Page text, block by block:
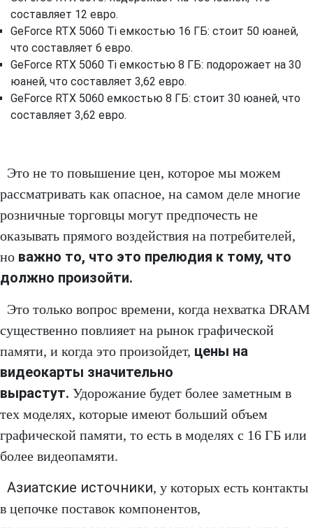
составляет 12 евро.
GeForce RTX 5060 Ti емкостью 16 ГБ: стоит 50 юаней,
что составляет 6 евро.
GeForce RTX 5060 Ti емкостью 8 ГБ: подорожает на 30
юаней, что составляет 3,62 евро.
GeForce RTX 5060 емкостью 8 ГБ: стоит 30 юаней, что
составляет 3,62 евро.
Это не то повышение цен, которое мы можем
рассматривать как опасное, на самом деле многие
розничные торговцы могут предпочесть не
оказывать прямого воздействия на потребителей,
но важно то, что это прелюдия к тому, что
должно произойти.
Это только вопрос времени, когда нехватка DRAM
существенно повлияет на рынок графической
памяти, и когда это произойдет, цены на
видеокарты значительно
вырастут. Удорожание будет более заметным в
тех моделях, которые имеют больший объем
графической памяти, то есть в моделях с 16 ГБ или
более видеопамяти.
Азиатские источники, у которых есть контакты
в цепочке поставок компонентов,